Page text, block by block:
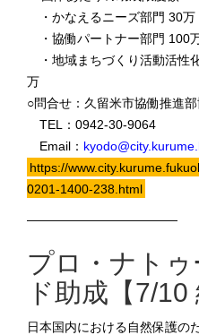
・かなえるニーズ部門 30万
・協働パートナー部門 100
・地域まちづくり活動活性
万
○問合せ：久留米市協働推進
TEL：0942-30-9064
Email：
https://
0201-1400-238.html
————————————
プロ・ナト
ド助成【7/10
日本国内における自然保護の